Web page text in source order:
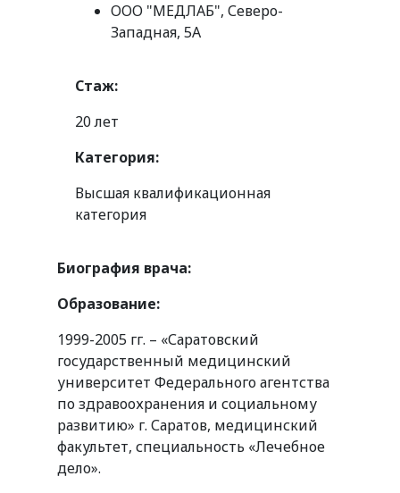
ООО "МЕДЛАБ", Северо-
Западная, 5А
Стаж:
20 лет
Категория:
Высшая квалификационная
категория
Биография врача:
Образование:
1999-2005 гг. – «Саратовский
государственный медицинский
университет Федерального агентства
по здравоохранения и социальному
развитию» г. Саратов, медицинский
факультет, специальность «Лечебное
дело».